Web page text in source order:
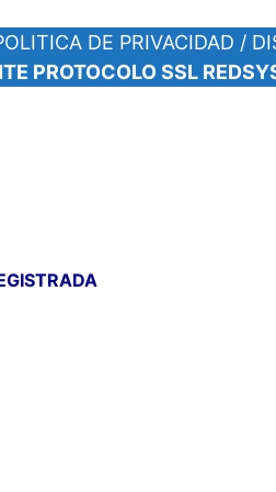
DE PRIVACIDAD /
PROTOCOLO SSL REDS